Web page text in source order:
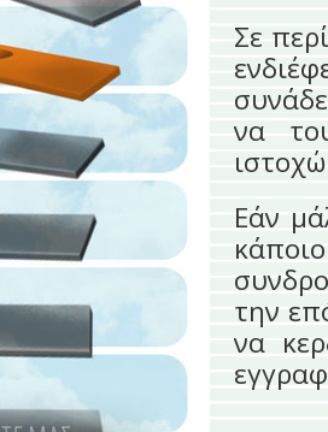
Σε
να
Εάν
την
να